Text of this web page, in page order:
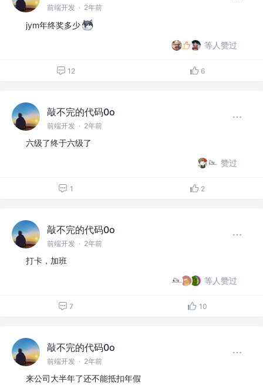
前端开发 · 2年前
jym年终奖多少
等人赞过
12 6
敲不完的代码0o
前端开发 · 2年前
六级了终于六级了
赞过
1 2
敲不完的代码0o
前端开发 · 2年前
打卡，加班
等人赞过
7 10
敲不完的代码0o
前端开发 · 2年前
来公司大半年了还不能抵扣年假